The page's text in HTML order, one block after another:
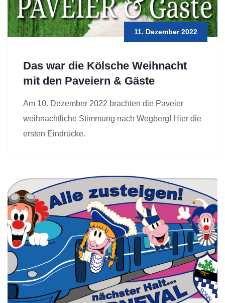
11. Dezember 2022
Das war die Kölsche Weihnacht
mit den Paveiern & Gäste
Am 10. Dezember 2022 brachten die Paveier
weihnachtliche Stimmung nach Wegberg! Hier die
ersten Eindrücke.